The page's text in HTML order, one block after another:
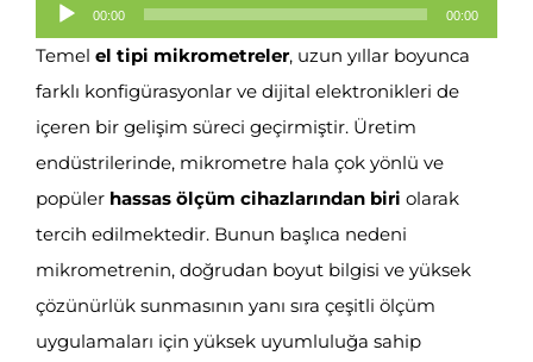
Ses
oynatıcı
00:00 00:00
Temel el tipi mikrometreler, uzun yıllar boyunca
farklı konfigürasyonlar ve dijital elektronikleri de
içeren bir gelişim süreci geçirmiştir. Üretim
endüstrilerinde, mikrometre hala çok yönlü ve
popülerhassas ölçüm cihazlarından biri olarak
tercih edilmektedir. Bunun başlıca nedeni
mikrometrenin, doğrudan boyut bilgisi ve yüksek
çözünürlük sunmasının yanı sıra çeşitli ölçüm
uygulamaları için yüksek uyumluluğa sahip